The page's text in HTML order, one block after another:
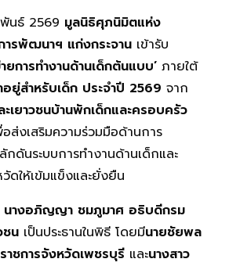
นธ์ 2569 มูลนิธิศุภนิมิตแห่ง
ารพัฒนาฯ แก่งกระจาน เข้ารับ
ยการทำงานด้านเด็กต้นแบบ’ ภายใต้
ยู่สำหรับเด็ก ประจำปี 2569 จาก
เยาวชนบ้านพักเด็กและครอบครัว
อส่งเสริมความร่วมมือด้านการ
กดันระบบการทำงานด้านเด็กและ
วัดให้เข้มแข็งและยั่งยืน
นางอภิญญา ชมภูมาศ อธิบดีกรม
ชน เป็นประธานในพิธี โดยมีนายชัยพล
ชการจังหวัดเพชรบุรี และนางสาว